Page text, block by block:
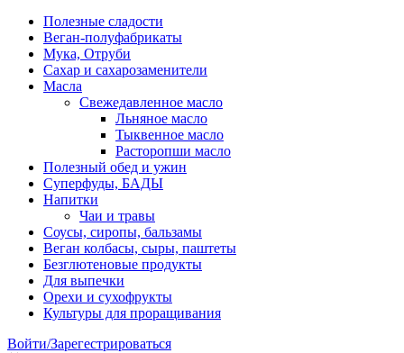
Полезные сладости
Веган-полуфабрикаты
Мука, Отруби
Сахар и сахарозаменители
Масла
Свежедавленное масло
Льняное масло
Тыквенное масло
Расторопши масло
Полезный обед и ужин
Суперфуды, БАДЫ
Напитки
Чаи и травы
Соусы, сиропы, бальзамы
Веган колбасы, сыры, паштеты
Безглютеновые продукты
Для выпечки
Орехи и сухофрукты
Культуры для проращивания
Войти/Зарегестрироваться